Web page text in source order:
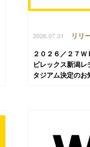
2026.07.31 リリ
２０２６／２７
ビレックス新潟レ
タジアム決定のお